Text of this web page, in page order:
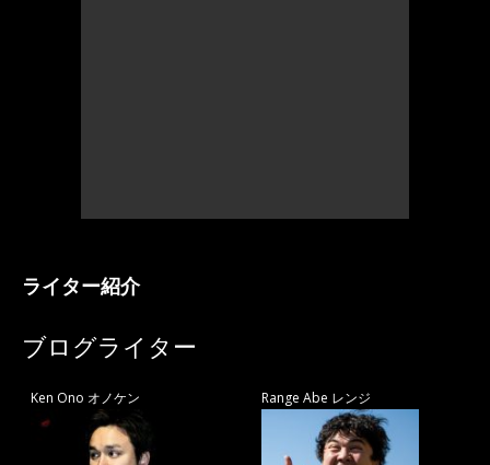
ライター紹介
ブログライター
Ken Ono オノケン Range Abe レンジ